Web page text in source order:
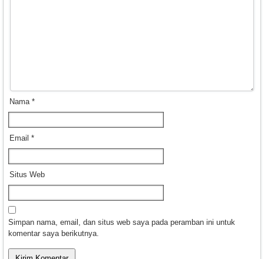
Nama *
Email *
Situs Web
Simpan nama, email, dan situs web saya pada peramban ini untuk
komentar saya berikutnya.